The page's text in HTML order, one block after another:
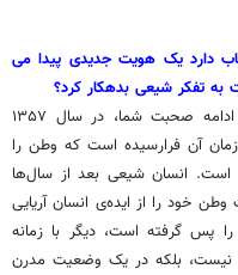
دارد یک هویت جدیدی پیدا می
به تفکر شیعی بدهکار کرد؟
بله. و رادیکالیسم را شکل داد. بنابراین در ادامه صحبت شما، در سال ۱۳۵۷
از این ۹۰ سال، حالا زمان آن فرارسیده است که وطن را
است. انسان شیعی بعد از سال‌ها
در سال ۱۳۵۷ می خواست وطن خود را از ایده‌ی انسان آریایی
پس گرفته است، دیگر با زمانه
نیست، بلکه در یک وضعیت مدرن